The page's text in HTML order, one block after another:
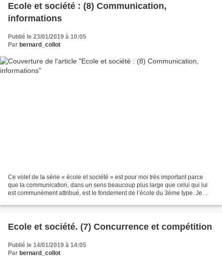
Ecole et société : (8) Communication,
informations
Publié le 23/01/2019 à 10:05
Par bernard_collot
Ce volet de la série « école et société » est pour moi très important parce
que la communication, dans un sens beaucoup plus large que celui qui lui
est communément attribué, est le fondement de l’école du 3ème type. Je
Ecole et société. (7) Concurrence et compétition
Publié le 14/01/2019 à 14:05
Par bernard_collot